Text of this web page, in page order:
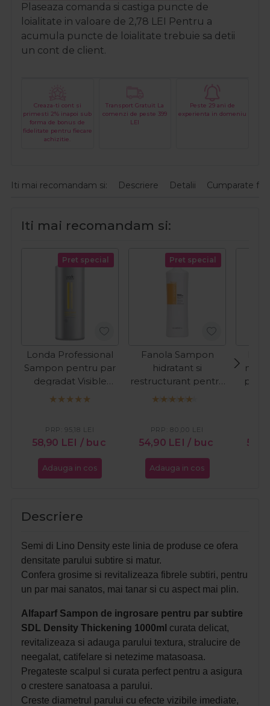
Plaseaza comanda si castiga puncte de
loialitate in valoare de 2,78 LEI Pentru a
acumula puncte de loialitate trebuie sa detii
un cont de client.
Creaza-ti cont si
primesti 2% inapoi sub
forma de bonus de
fidelitate pentru fiecare
achizitie.
Transport Gratuit La
comenzi de peste 399
LEI
Peste 29 ani de
experienta in domeniu
Iti mai recomandam si: Descriere Detalii Cumparate
Iti mai recomandam si:
Pret special
Londa Professional
Sampon pentru par
degradat Visible
Repair 1000ml
58,90 LEI / buc
PRP: 95,18 LEI
Adauga in cos
Pret special
Fanola Sampon
hidratant si
restructurant pentru
par uscat Nourishing
54,90 LEI / buc
PRP: 80,00 LEI
Adauga in cos
par
Descriere
Semi di Lino Density este linia de produse ce ofera
densitate parului subtire si matur.
Confera grosime si revitalizeaza fibrele subtiri, pentru
un par mai sanatos, mai tanar si cu aspect mai plin.
Alfaparf Sampon de ingrosare pentru par subtire
SDL Density Thickening 1000ml curata delicat,
revitalizeaza si adauga parului textura, stralucire de
neegalat, catifelare si netezime matasoasa.
Pregateste scalpul si curata perfect pentru a asigura
o crestere sanatoasa a parului.
Creste diametrul parului cu efecte vizibile imediate,